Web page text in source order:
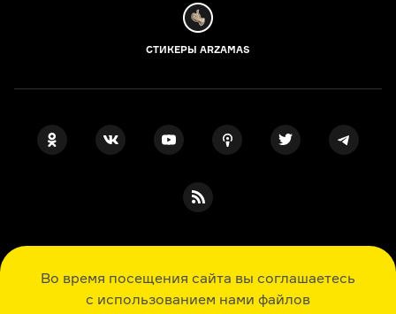
Во время посещения сайта вы соглашаетесь
с использованием нами файлов
СТИКЕРЫ ARZAMAS